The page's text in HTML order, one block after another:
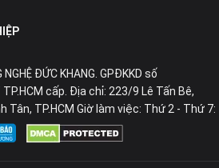
ĐỨC KHANG. GPĐKKD số
cấp. Địa chỉ: 223/9 Lê Tấn Bê,
Tân, TP.HCM Giờ làm việc: Thứ 2 - Thứ 7: